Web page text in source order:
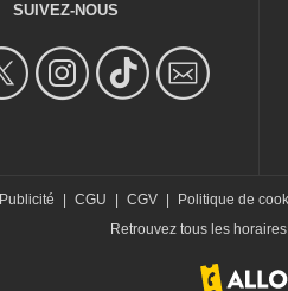
SUIVEZ-NOUS
Publicité CGU CGV Politique de
Retrouvez tous les